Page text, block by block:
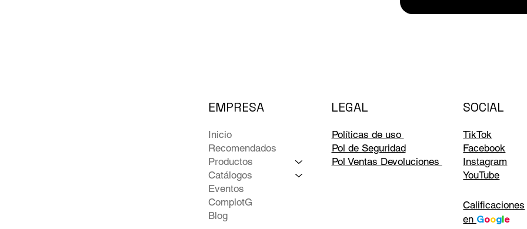
EMPRESA
Inicio
Recomendados
Productos
Catálogos
Eventos
ComplotG
Blog
LEGAL
Políticas de uso
Pol de Seguridad
Pol Ventas Devoluciones
SOCIAL
TikTok
Facebook
Instagram
YouTube
Calificaciones
en Google